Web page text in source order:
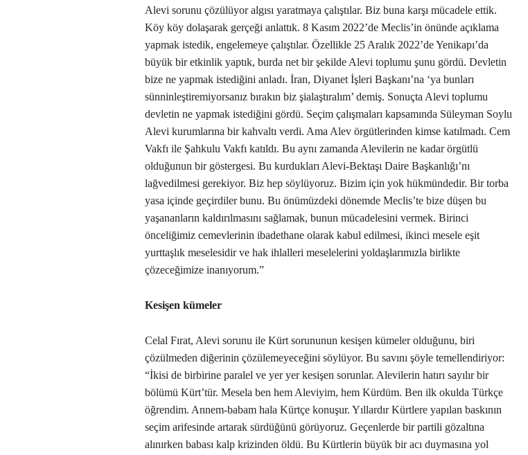
Alevi sorunu çözülüyor algısı yaratmaya çalıştılar. Biz buna karşı mücadele ettik.
Köy köy dolaşarak gerçeği anlattık. 8 Kasım 2022’de Meclis’in önünde açıklama
yapmak istedik, engelemeye çalıştılar. Özellikle 25 Aralık 2022’de Yenikapı’da
büyük bir etkinlik yaptık, burda net bir şekilde Alevi toplumu şunu gördü. Devletin
bize ne yapmak istediğini anladı. İran, Diyanet İşleri Başkanı’na ‘ya bunları
sünninleştiremiyorsanız bırakın biz şialaştıralım’ demiş. Sonuçta Alevi toplumu
devletin ne yapmak istediğini gördü. Seçim çalışmaları kapsamında Süleyman Soylu
Alevi kurumlarına bir kahvaltı verdi. Ama Alev örgütlerinden kimse katılmadı. Cem
Vakfı ile Şahkulu Vakfı katıldı. Bu aynı zamanda Alevilerin ne kadar örgütlü
olduğunun bir göstergesi. Bu kurdukları Alevi-Bektaşı Daire Başkanlığı’nı
lağvedilmesi gerekiyor. Biz hep söylüyoruz. Bizim için yok hükmündedir. Bir torba
yasa içinde geçirdiler bunu. Bu önümüzdeki dönemde Meclis’te bize düşen bu
yaşananların kaldırılmasını sağlamak, bunun mücadelesini vermek. Birinci
önceliğimiz cemevlerinin ibadethane olarak kabul edilmesi, ikinci mesele eşit
yurttaşlık meselesidir ve hak ihlalleri meselelerini yoldaşlarımızla birlikte
çözeceğimize inanıyorum.”
Kesişen kümeler
Celal Fırat, Alevi sorunu ile Kürt sorununun kesişen kümeler olduğunu, biri
çözülmeden diğerinin çözülemeyeceğini söylüyor. Bu savını şöyle temellendiriyor:
“İkisi de birbirine paralel ve yer yer kesişen sorunlar. Alevilerin hatırı sayılır bir
bölümü Kürt’tür. Mesela ben hem Aleviyim, hem Kürdüm. Ben ilk okulda Türkçe
öğrendim. Annem-babam hala Kürtçe konuşur. Yıllardır Kürtlere yapılan baskının
seçim arifesinde artarak sürdüğünü görüyoruz. Geçenlerde bir partili gözaltına
alınırken babası kalp krizinden öldü. Bu Kürtlerin büyük bir acı duymasına yol